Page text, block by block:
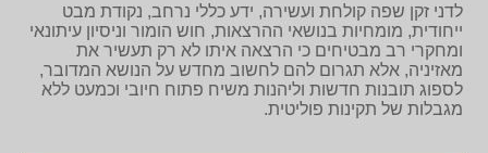
לדני זקן שפה קולחת ועשירה, ידע כללי נרחב, נקודת מבט
ייחודית, מומחיות בנושאי ההרצאות, חוש הומור וניסיון עיתונאי
ומחקרי רב מבטיחים כי הרצאה איתו לא רק תעשיר את
מאזיניה, אלא תגרום להם לחשוב מחדש על הנושא המדובר,
לספוג תובנות חדשות וליהנות משיח פתוח חיובי וכמעט ללא
מגבלות של תקינות פוליטית.